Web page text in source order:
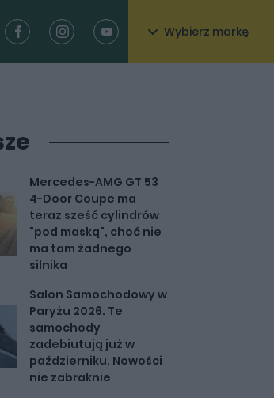
Wybierz markę
Mercedes-AMG GT 53
4-Door Coupe ma
teraz sześć cylindrów
"pod maską", choć nie
ma tam żadnego
silnika
Salon Samochodowy w
Paryżu 2026. Te
samochody
zadebiutują już w
październiku. Nowości
nie zabraknie